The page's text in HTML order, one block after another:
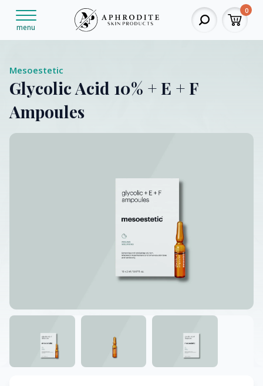
menu
0
Mesoestetic
Glycolic Acid 10% + E + F
Ampoules